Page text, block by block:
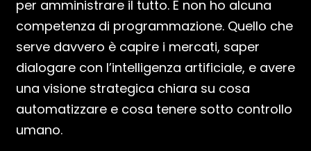
per amministrare il tutto. E non ho alcuna
competenza di programmazione. Quello che
serve davvero è capire i mercati, saper
dialogare con l’intelligenza artificiale, e avere
una visione strategica chiara su cosa
automatizzare e cosa tenere sotto controllo
umano.